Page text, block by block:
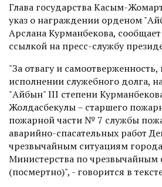
Глава государства Касым-
указ о награждении орденом
Арслана Курманбекова, сообщает
ссылкой на пресс-службу
"За отвагу и
исполнении служебного долга,
"Айбын" ІІІ степени
Жолдасбекулы – старшего
пожарной части № 7 службы
аварийно-спасательных работ
чрезвычайным ситуациям
Министерства по чрезвычайным
(посмертно)", - говорится в